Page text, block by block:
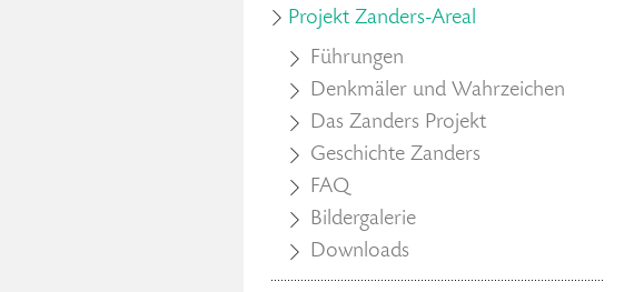
Projekt Zanders-Areal
Führungen
Denkmäler und Wahrzeichen
Das Zanders Projekt
Geschichte Zanders
FAQ
Bildergalerie
Downloads